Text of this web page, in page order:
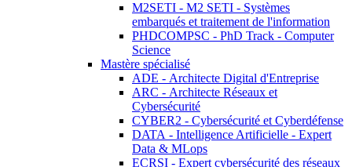
M2SETI - M2 SETI - Systèmes
embarqués et traitement de l'information
PHDCOMPSC - PhD Track - Computer
Science
Mastère spécialisé
ADE - Architecte Digital d'Entreprise
ARC - Architecte Réseaux et
Cybersécurité
CYBER2 - Cybersécurité et Cyberdéfense
DATA - Intelligence Artificielle - Expert
Data & MLops
ECRSI - Expert cybersécurité des réseaux